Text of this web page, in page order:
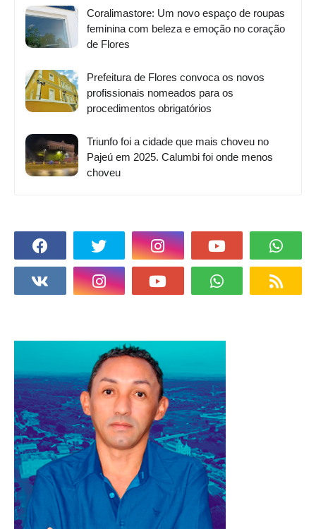
Coralimastore: Um novo espaço de roupas
feminina com beleza e emoção no coração
de Flores
Prefeitura de Flores convoca os novos
profissionais nomeados para os
procedimentos obrigatórios
Triunfo foi a cidade que mais choveu no
Pajeú em 2025. Calumbi foi onde menos
choveu